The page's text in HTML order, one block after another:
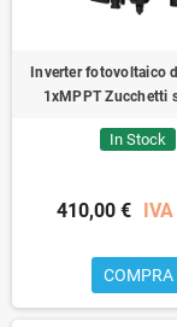
Inverter fotovoltaico
1xMPPT Zucchetti
In Stock
410,00 €
COMPRA